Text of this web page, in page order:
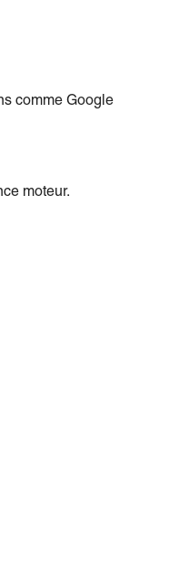
comme Google
moteur.